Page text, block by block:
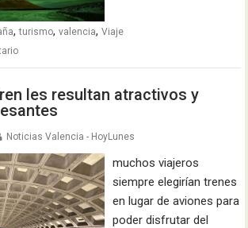
,turismo,valencia,Viaje
les resultan atractivos y
Noticias Valencia - HoyLunes
muchos viajeros
siempre elegirían trenes
en lugar de aviones para
poder disfrutar del